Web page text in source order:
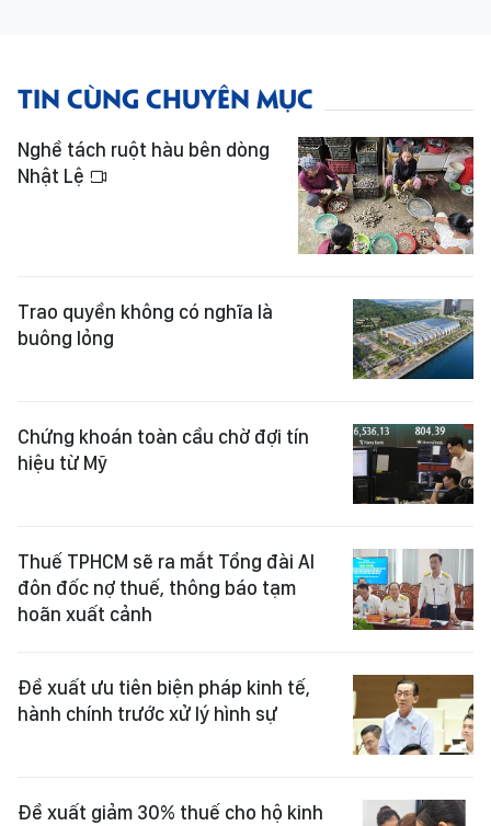
TIN CÙNG CHUYÊN MỤC
Nghề tách ruột hàu bên dòng
Nhật Lệ
Trao quyền không có nghĩa là
buông lỏng
Chứng khoán toàn cầu chờ đợi tín
hiệu từ Mỹ
Thuế TPHCM sẽ ra mắt Tổng đài AI
đôn đốc nợ thuế, thông báo tạm
hoãn xuất cảnh
Đề xuất ưu tiên biện pháp kinh tế,
hành chính trước xử lý hình sự
Đề xuất giảm 30% thuế cho hộ kinh